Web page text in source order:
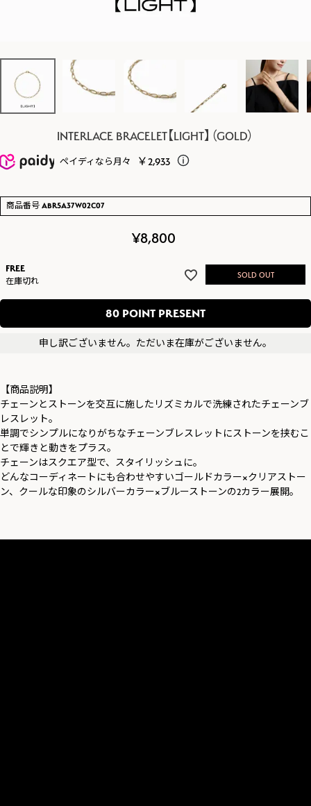
INTERLACE BRACELET【LIGHT】（GOLD）
ペイディなら月々 ￥2,933
商品番号 ABR5A37W02C07
¥8,800
FREE
在庫切れ
80
申し訳ございません。ただいま在庫がございません。
【商品説明】
チェーンとストーンを交互に施したリズミカルで洗練されたチェーンブ
レスレット。
単調でシンプルになりがちなチェーンブレスレットにストーンを挟むこ
とで輝きと動きをプラス。
チェーンはスクエア型で、スタイリッシュに。
どんなコーディネートにも合わせやすいゴールドカラー×クリアストー
ン、クールな印象のシルバーカラー×ブルーストーンの2カラー展開。